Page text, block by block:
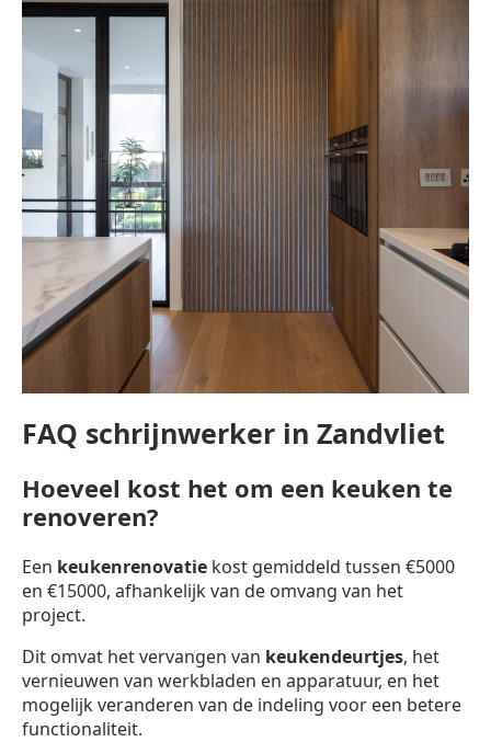
FAQ schrijnwerker in Zandvliet
Hoeveel kost het om een keuken te
renoveren?
Een keukenrenovatie kost gemiddeld tussen €5000
en €15000, afhankelijk van de omvang van het
project.
Dit omvat het vervangen van keukendeurtjes, het
vernieuwen van werkbladen en apparatuur, en het
mogelijk veranderen van de indeling voor een betere
functionaliteit.